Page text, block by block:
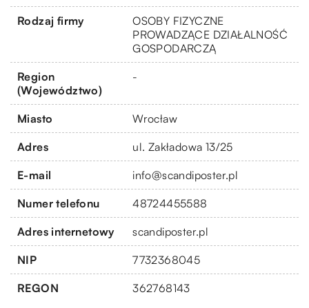
Rodzaj firmy
OSOBY FIZYCZNE
PROWADZĄCE DZIAŁALNOŚĆ
GOSPODARCZĄ
Region
(Województwo)
-
Miasto Wrocław
Adres ul. Zakładowa 13/25
E-mail info@scandiposter.pl
Numer telefonu 48724455588
Adres internetowy scandiposter.pl
NIP 7732368045
REGON 362768143